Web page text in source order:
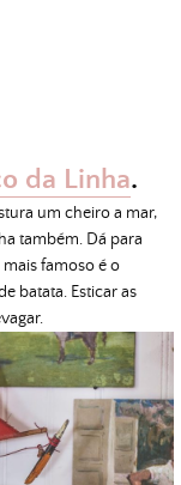
da Linha.
um cheiro a mar,
também. Dá para
famoso é o
batata. Esticar as